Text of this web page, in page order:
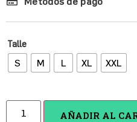
Talle
S M L XL XXL
AÑADIR AL